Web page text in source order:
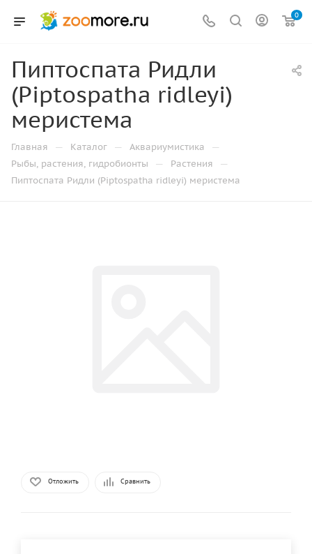
0
Пиптоспата Ридли
(Piptospatha ridleyi)
меристема
Главная — Каталог — Аквариумистика —
Рыбы, растения, гидробионты — Растения —
Пиптоспата Ридли (Piptospatha ridleyi) меристема
Отложить Сравнить